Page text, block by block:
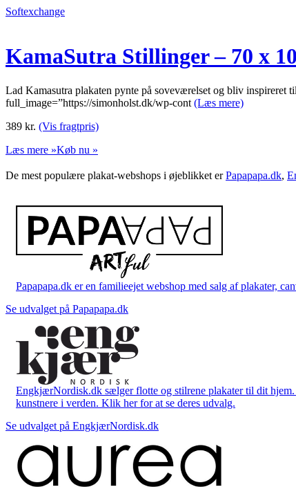
Softexchange
KamaSutra Stillinger – 70 x
Lad Kamasutra plakaten pynte på soveværelset og bliv
full_image=”https://simonholst.dk/wp-cont (Læs mere)
389 kr. (Vis fragtpris)
Læs mere »Køb nu »
De mest populære plakat-webshops i øjeblikket erPapapapa.dk,
Papapapa.dk er en familieejet webshop med salg af plakater,
Se udvalget på Papapapa.dk
EngkjærNordisk.dk sælger flotte og stilrene plakater til dit
kunstnere i verden. Klik her for at se deres udvalg.
Se udvalget på EngkjærNordisk.dk